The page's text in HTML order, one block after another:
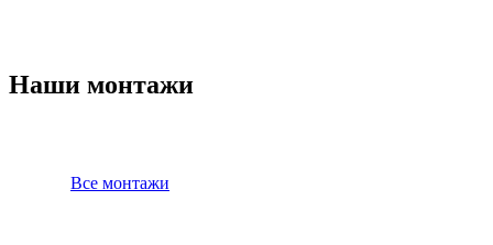
Наши монтажи
Все монтажи